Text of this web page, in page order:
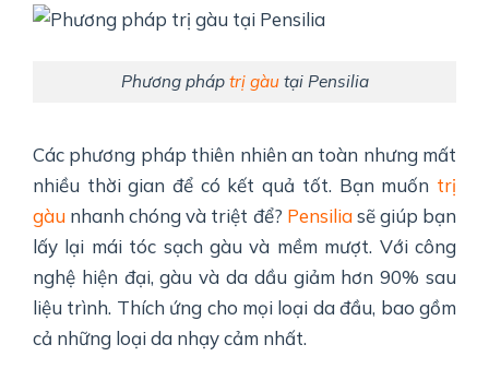
Phương pháp trị gàutại Pensilia
Các phương pháp thiên nhiên an toàn nhưng mất
nhiều thời gian để có kết quả tốt. Bạn muốn trị
gàu nhanh chóng và triệt để? Pensiliasẽ giúp bạn
lấy lại mái tóc sạch gàu và mềm mượt. Với công
nghệ hiện đại, gàu và da dầu giảm hơn 90% sau
liệu trình. Thích ứng cho mọi loại da đầu, bao gồm
cả những loại da nhạy cảm nhất.